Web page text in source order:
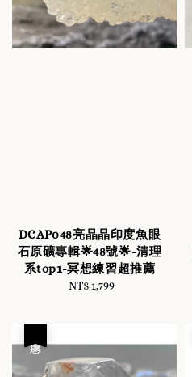
DCAP048亮晶晶印度魚眼
石原礦專輯🌟48號🌟-清理
系top1-冥想練習超推薦
Regular
NT$ 1,799